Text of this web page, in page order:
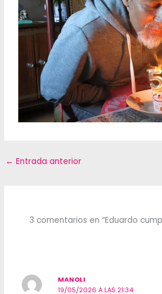
← Entrada anterior
3 comentarios en “Eduardo
MANOLI
19/05/2026 A LAS 21:34